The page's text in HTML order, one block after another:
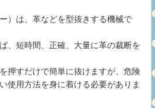
）は、革などを型抜きする機械で
、短時間、正確、大量に革の裁断を
押すだけで簡単に抜けますが、危険
使用方法を身に着ける必要がありま